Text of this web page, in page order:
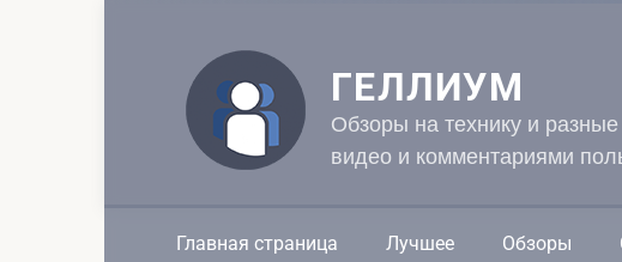
ГЕЛЛИУМ
Обзоры на технику и
видео и комментариями
Главная страница Лучшее Обзоры